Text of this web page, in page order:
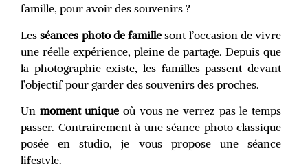
famille, pour avoir des souvenirs ?
Lesséances photo de famille sont l’occasion de vivre
une réelle expérience, pleine de partage. Depuis que
la photographie existe, les familles passent devant
l’objectif pour garder des souvenirs des proches.
Un moment unique où vous ne verrez pas le temps
passer. Contrairement à une séance photo classique
posée en studio, je vous propose une séance
lifestyle.